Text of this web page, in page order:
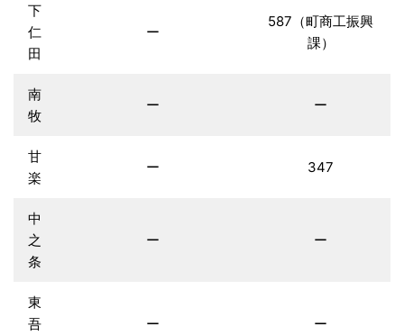
下
仁
田
ー
587（町商工振興
課）
南
牧
ー ー
甘
楽
ー 347
中
之
条
ー ー
東
吾
ー ー